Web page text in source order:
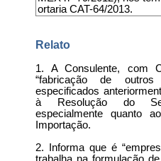
ortaria CAT-64/2013.
Relato
1. A Consulente, com
“fabricação de
especificados
à Resolução do
especialmente quanto
Importação.
2. Informa que é